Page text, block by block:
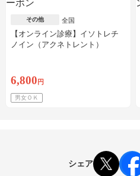
その他 全国
【オンライン診療】イソトレチ
ノイン（アクネトレント）
6,800 円
男女ＯＫ
シェア